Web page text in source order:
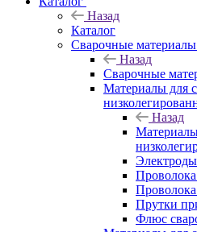
Назад
Каталог
Сварочные материалы
Назад
Сварочные
Материалы для
Назад
Прутки
Флюс